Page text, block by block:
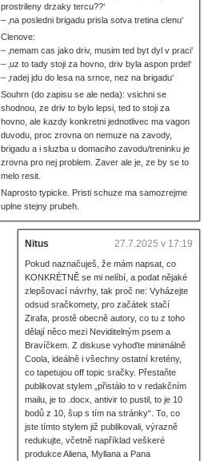
prostrileny drzaky tercu??‘
– ‚na posledni brigadu prisla sotva tretina clenu‘
Clenove:
– ‚nemam cas jako driv, musim ted byt dyl v praci‘
– ‚uz to tady stoji za hovno, driv byla aspon prdel‘
– ‚radej jdu do lesa na srnce, nez na brigadu‘
Souhrn (do zapisu se ale neda): vsichni se
shodnou, ze driv to bylo lepsi, ted to stoji za
hovno, ale kazdy konkretni jednotlivec ma vagon
duvodu, proc zrovna on nemuze na zavody,
brigadu a i sluzba u domaciho zavodu/treninku je
zrovna pro nej problem. Zaver ale je, ze by se to
melo resit.
Naprosto typicke. Pristi schuze ma samozrejme
uplne stejny prubeh.
Nitus 27.7.2025 v 17:19
Pokud naznačuješ, že mám napsat, co
KONKRÉTNĚ se mi nelíbí, a podat nějaké
zlepšovací návrhy, tak proč ne: Vyházejte
odsud sračkomety, pro začátek stačí
Zirafa, prostě obecně autory, co tu z toho
dělají něco mezi Neviditelným psem a
Bravíčkem. Z diskuse vyhoďte minimálně
Coola, ideálně i všechny ostatní kretény,
co tapetujou off topic sračky. Přestaňte
publikovat stylem „přistálo to v redakčním
mailu, je to .docx, antivir to pustil, to je 10
bodů z 10, šup s tím na stránky“. To, co
jste tímto stylem již publikovali, výrazně
redukujte, včetně například veškeré
produkce Aliena, Myllana a Pana